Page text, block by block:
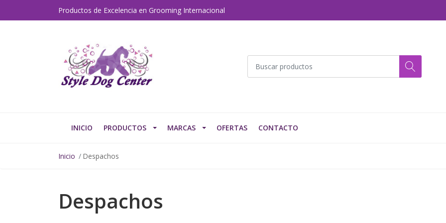
Productos de Excelencia en Grooming Internacional
INICIO PRODUCTOS MARCAS OFERTAS CONTACTO
Inicio Despachos
Despachos